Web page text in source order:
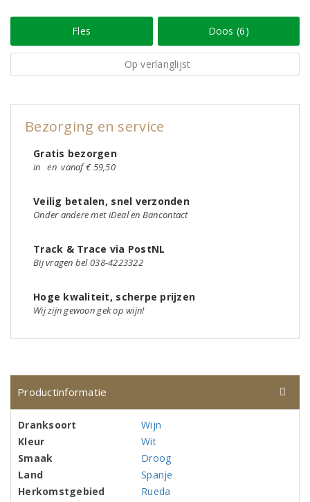
Fles Doos (6)
Op verlanglijst
Bezorging en service
Gratis bezorgen
in en vanaf € 59,50
Veilig betalen, snel verzonden
Onder andere met iDeal en Bancontact
Track & Trace via PostNL
Bij vragen bel 038-4223322
Hoge kwaliteit, scherpe prijzen
Wij zijn gewoon gek op wijn!
Productinformatie
Dranksoort
Wijn
Kleur
Wit
Smaak
Droog
Land
Spanje
Herkomstgebied
Rueda